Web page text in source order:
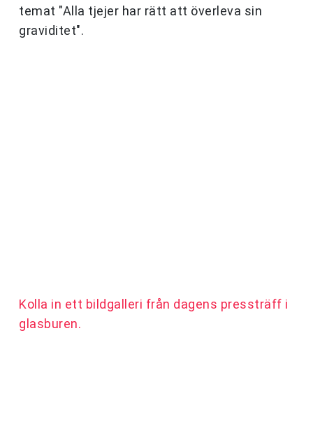
temat "Alla tjejer har rätt att överleva sin
graviditet".
Kolla in ett bildgalleri från dagens pressträff i
glasburen.